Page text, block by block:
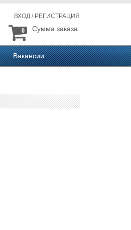
ВХОД / РЕГИСТРАЦИЯ
Сумма заказа:
0
Вакансии